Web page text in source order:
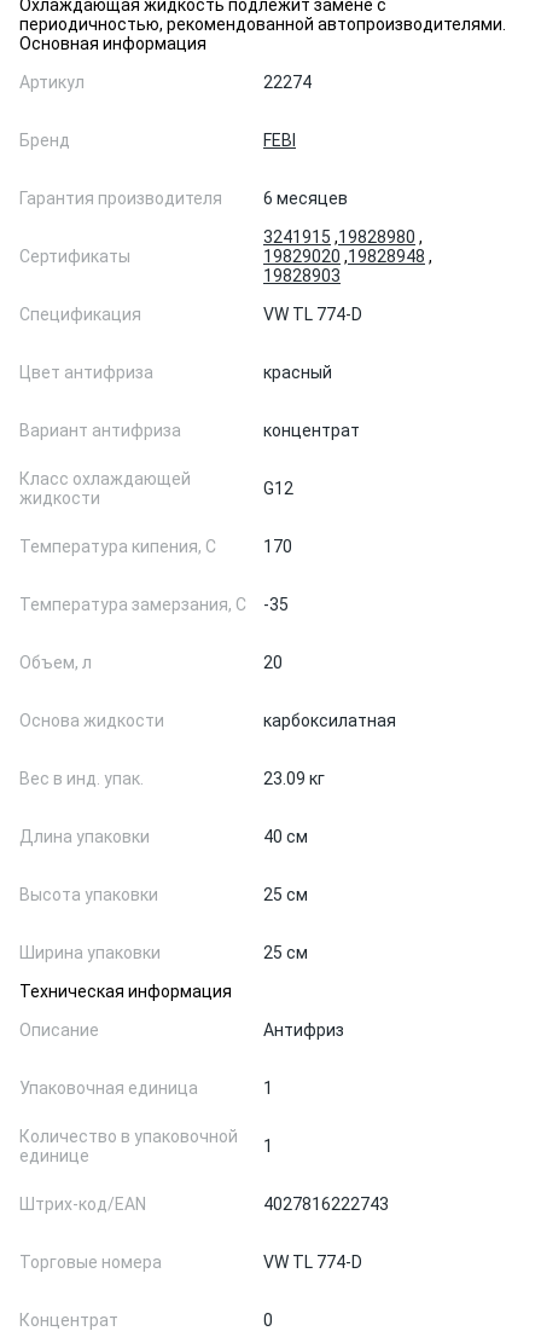
Охлаждающая жидкость подлежит замене с
периодичностью, рекомендованной автопроизводителями.
Основная информация
Артикул
22274
Бренд FEBI
Гарантия производителя 6 месяцев
Сертификаты
3241915 ,19828980 ,
19829020 ,19828948 ,
19828903
Спецификация
VW TL 774-D
Цвет антифриза красный
Вариант антифриза концентрат
Класс охлаждающей
жидкости
G12
Температура кипения, С 170
Температура замерзания, С -35
Объем, л 20
Основа жидкости карбоксилатная
Вес в инд. упак. 23.09 кг
Длина упаковки 40 см
Высота упаковки 25 см
Ширина упаковки
25 см
Техническая информация
Описание
Антифриз
Упаковочная единица 1
Количество в упаковочной
единице
1
Штрих-код/EAN 4027816222743
Торговые номера VW TL 774-D
Концентрат 0